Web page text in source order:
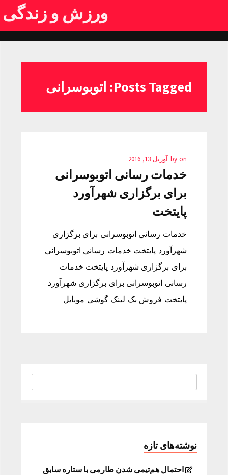
ورزش و زندگی
Posts Tagged: اتوبوسرانی
by on آوریل 13, 2016
خدمات رسانی اتوبوسرانی
برای برگزاری شهرآورد
پایتخت
خدمات رسانی اتوبوسرانی برای برگزاری
شهرآورد پایتخت خدمات رسانی اتوبوسرانی
برای برگزاری شهرآورد پایتخت خدمات
رسانی اتوبوسرانی برای برگزاری شهرآورد
پایتخت فروش بک لینک گوشی موبایل
نوشته‌های تازه
احتمال هم‌تیمی شدن طارمی با ستاره سابق